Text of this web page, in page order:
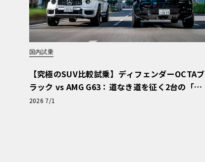
国内試乗
【究極のSUV比較試乗】ディフェンダーOCTAブ
ラック vs AMG G63：道なき道を征く2台の「対
極的アプローチ」
2026 7/1